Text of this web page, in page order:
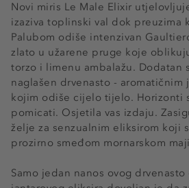
Novi miris Le Male Elixir
izaziva toplinski val dok preuzima
Palubom odiše intenzivan
zlato u užarene pruge koje
torzo i limenu ambalažu. Dodatan
naglašen drvenasto - aromatičnim
kojim odiše cijelo tijelo. Horizonti
pomicati. Osjetila vas izdaju.
želje za senzualnim eliksirom koji
prozirno smeđom mornarskom
Samo jedan nanos ovog